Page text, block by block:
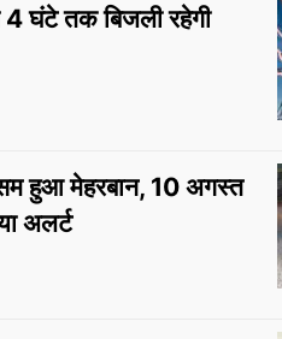
घंटे तक बिजली रहेगी
हुआ मेहरबान, 10 अगस्त
अलर्ट